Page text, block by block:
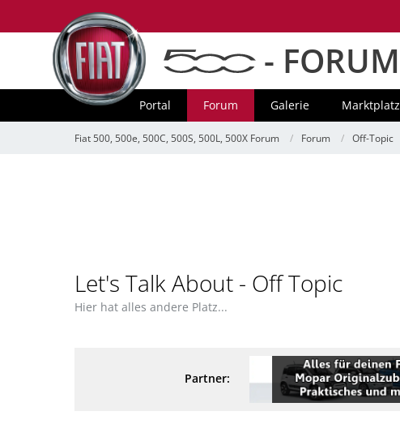
- FORUM
Portal Forum Galerie Marktplatz
Fiat 500, 500e, 500C, 500S, 500L, 500X Forum Forum Off-Topic
Let's Talk About - Off Topic
Hier hat alles andere Platz...
Partner: